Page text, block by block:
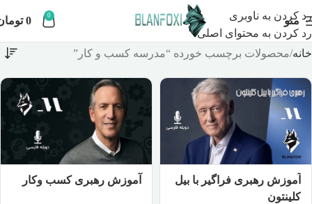
رد کردن به ناوبری
رد کردن به محتوای اصلی
منو 0
0
خانه محصولات برچسب خورده “مدرسه کسب و کار”
آموزش رهبری فراگیر با بیل
کلینتون
آموزش رهبری کسب وکار